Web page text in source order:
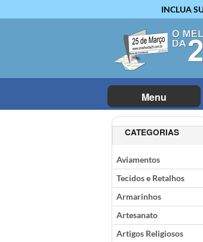
INCLUA
Menu
CATEGORIAS
Aviamentos
Tecidos e Retalhos
Armarinhos
Artesanato
Artigos Religiosos